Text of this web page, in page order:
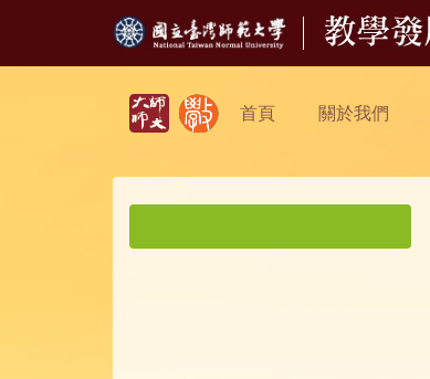
首頁 關於我們